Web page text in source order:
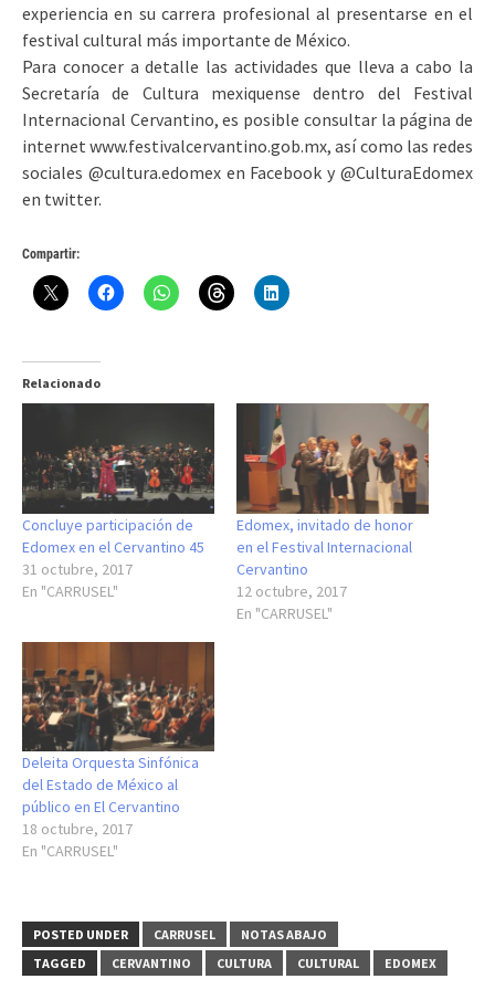
experiencia en su carrera profesional al presentarse en el
festival cultural más importante de México.
Para conocer a detalle las actividades que lleva a cabo la
Secretaría de Cultura mexiquense dentro del Festival
Internacional Cervantino, es posible consultar la página de
internet www.festivalcervantino.gob.mx, así como las redes
sociales @cultura.edomex en Facebook y @CulturaEdomex
en twitter.
Compartir:
Relacionado
Concluye participación de
Edomex en el Cervantino 45
31 octubre, 2017
En "CARRUSEL"
Edomex, invitado de honor
en el Festival Internacional
Cervantino
12 octubre, 2017
En "CARRUSEL"
Deleita Orquesta Sinfónica
del Estado de México al
público en El Cervantino
18 octubre, 2017
En "CARRUSEL"
POSTED UNDER CARRUSEL
NOTAS ABAJO
TAGGED
CERVANTINO CULTURA CULTURAL EDOMEX